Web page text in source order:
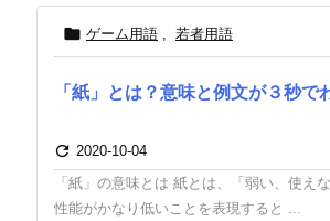
 ゲーム用語 , 若者用語
「紙」とは？意味と例文が３秒で
 2020-10-04
「紙」の意味とは 紙とは、「弱い、使
性能がかなり低いことを表現すると ...